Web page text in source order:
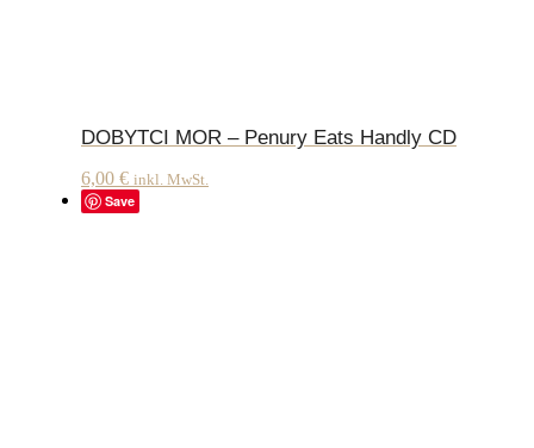
DOBYTCI MOR – Penury Eats Handly CD
6,00 € inkl. MwSt.
Save